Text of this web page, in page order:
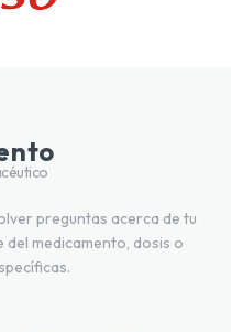
preguntas acerca de tu
del medicamento, dosis o